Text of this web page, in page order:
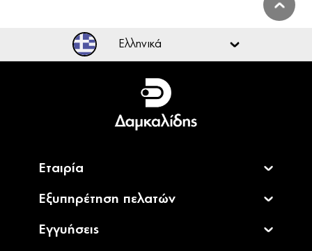
Ελληνικά
Ελληνικά
English
Εταιρία
Εξυπηρέτηση πελατών
Εγγυήσεις